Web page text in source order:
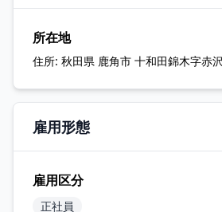
所在地
住所: 秋田県 鹿角市 十和田錦木字赤
雇用形態
雇用区分
正社員